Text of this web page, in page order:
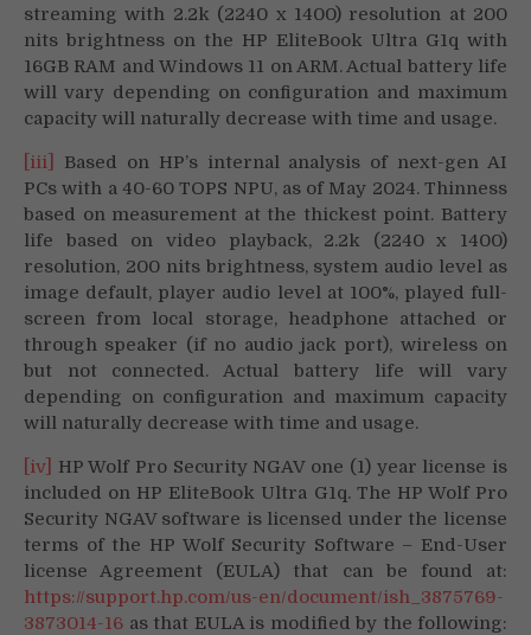
streaming with 2.2k (2240 x 1400) resolution at 200
nits brightness on the HP EliteBook Ultra G1q with
16GB RAM and Windows 11 on ARM. Actual battery life
will vary depending on configuration and maximum
capacity will naturally decrease with time and usage.
[iii]
Based on HP’s internal analysis of next-gen AI
PCs with a 40-60 TOPS NPU, as of May 2024. Thinness
based on measurement at the thickest point. Battery
life based on video playback, 2.2k (2240 x 1400)
resolution, 200 nits brightness, system audio level as
image default, player audio level at 100%, played full-
screen from local storage, headphone attached or
through speaker (if no audio jack port), wireless on
but not connected. Actual battery life will vary
depending on configuration and maximum capacity
will naturally decrease with time and usage.
[iv]
HP Wolf Pro Security NGAV one (1) year license is
included on HP EliteBook Ultra G1q. The HP Wolf Pro
Security NGAV software is licensed under the license
terms of the HP Wolf Security Software – End-User
license Agreement (EULA) that can be found at:
https://support.hp.com/us-en/document/ish_3875769-
3873014-16 as that EULA is modified by the following: